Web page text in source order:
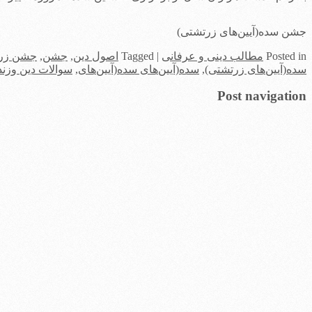
جشن سده(آیین‌های زرتشتی)
Posted in مطالب دینی و عرفانی |
Tagged اصول دین, جشن, جشن
سده(آیین‌های زرتشتی), سده(آیین‌های سده(آیین‌های, سوالات دین
Post navigation